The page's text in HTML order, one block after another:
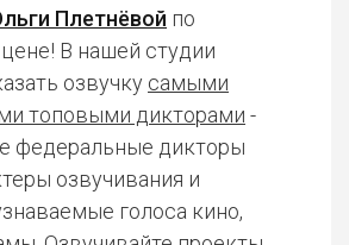
Плетнёвой по
В нашей студии
озвучку самыми
топовыми дикторами -
федеральные дикторы
озвучивания и
голоса кино,